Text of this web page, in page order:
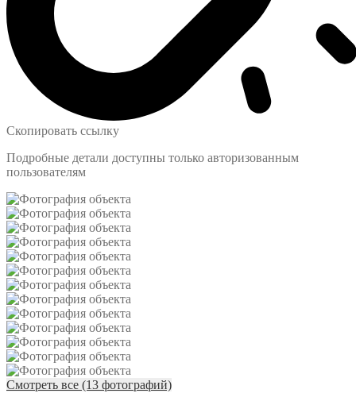
Скопировать ссылку
Подробные детали доступны только авторизованным
пользователям
Смотреть все (13 фотографий)